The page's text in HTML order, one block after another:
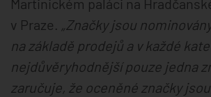
Martinickém paláci na
v Praze. „Značky jsou
na základě prodejů a v každé
nejdůvěryhodnější pouze jedna
zaručuje, že oceněné značky